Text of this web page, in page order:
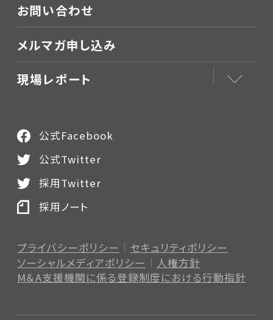
お問い合わせ
メルマガ申し込み
現場レポート
プライバシーポリシー
セキュリティポリシー
ソーシャルメディアポリシー
人権方針
M＆A支援機関に係る登録制度における行動指針
公式Facebook
公式Twitter
採用Twitter
採用ノート